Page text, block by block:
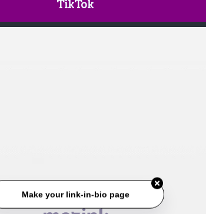
TikTok
Make your link-in-bio page